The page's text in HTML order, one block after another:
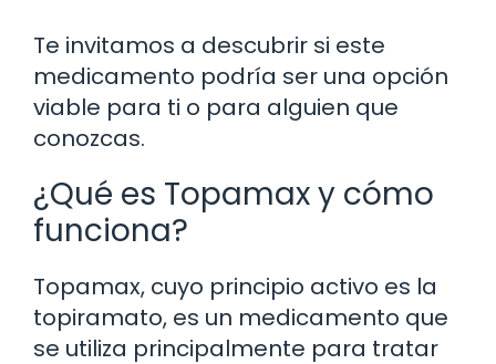
Te invitamos a descubrir si este
medicamento podría ser una opción
viable para ti o para alguien que
conozcas.
¿Qué es Topamax y cómo
funciona?
Topamax, cuyo principio activo es la
topiramato, es un medicamento que
se utiliza principalmente para tratar